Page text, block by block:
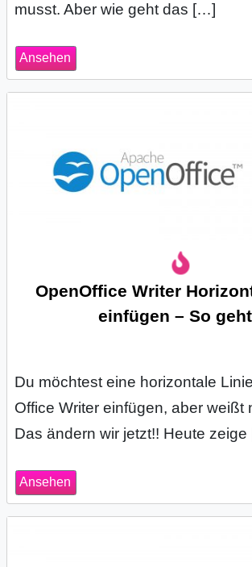
musst. Aber wie geht das […]
Ansehen
OpenOffice Writer
einfügen – So
Du möchtest eine horizontale
Office Writer einfügen, aber weißt
Das ändern wir jetzt!! Heute
Ansehen